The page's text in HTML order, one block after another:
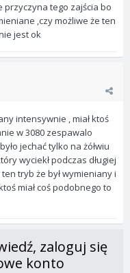
tego zajścia bo
,czy możliwe że ten
jest ok
intensywnie , miał ktoś
w 3080 zespawalo
jechać tylko na żółwiu
wyciekł podczas długiej
tryb że był wymieniany i
miał coś podobnego to
zaloguj się
konto